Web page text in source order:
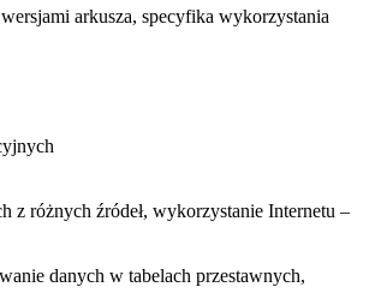
arkusza, specyfika wykorzystania
z różnych źródeł, wykorzystanie Internetu –
danych w tabelach przestawnych,